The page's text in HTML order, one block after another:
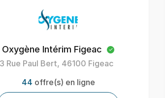
Intérim Figeac
Bert, 46100 Figeac
en ligne
4